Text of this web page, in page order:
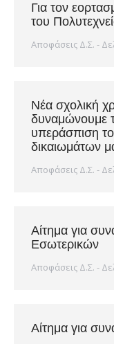
Για τον
του
Αποφάσεις Δ.Σ. -
Νέα σχολική
δυναμώνουμε
υπεράσπιση
δικαιωμάτων
Αποφάσεις Δ.Σ. -
Αίτημα για
Εσωτερικών
Αποφάσεις Δ.Σ. -
Αίτημα για